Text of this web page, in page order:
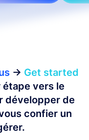
→ Get started
vers le
développer de
confier un